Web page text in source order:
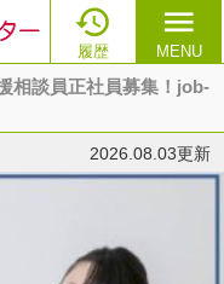

履歴
menu
MENU
相談員正社員募集！job-
2026.08.03更新